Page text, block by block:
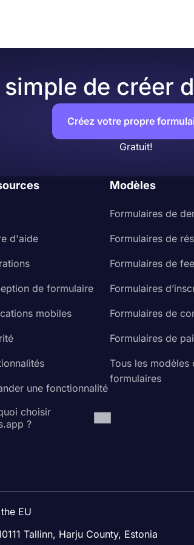
de créer
Créez votre propre
Gratuit!
d'aide
de formulaire
mobiles
une fonctionnalité
choisir
?
Modèles
Formulaires de
Formulaires de
Formulaires de
Formulaires
Formulaires de
Formulaires de
Tous les modèles
formulaires
EU
Tallinn, Harju County, Estonia